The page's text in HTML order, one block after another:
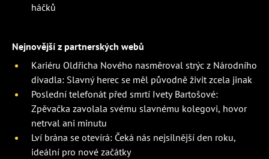
háčků
Nejnovější z partnerských webů
Kariéru Oldřicha Nového nasměroval strýc z Národního
divadla: Slavný herec se měl původně živit zcela jinak
Poslední telefonát před smrtí Ivety Bartošové:
Zpěvačka zavolala svému slavnému kolegovi, hovor
netrval ani minutu
Lví brána se otevírá: Čeká nás nejsilnější den roku,
ideální pro nové začátky